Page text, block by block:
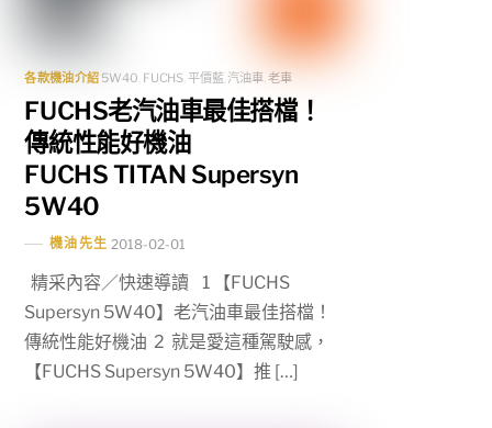
各款機油介紹 5W40 FUCHS 平價藍, 汽油車 老車
FUCHS老汽油車最佳搭檔！
傳統性能好機油
FUCHS TITAN Supersyn
5W40
機油先生 2018-02-01
精采內容／快速導讀 1 【FUCHS
Supersyn 5W40】老汽油車最佳搭檔！
傳統性能好機油 2 就是愛這種駕駛感，
【FUCHS Supersyn 5W40】推 […]